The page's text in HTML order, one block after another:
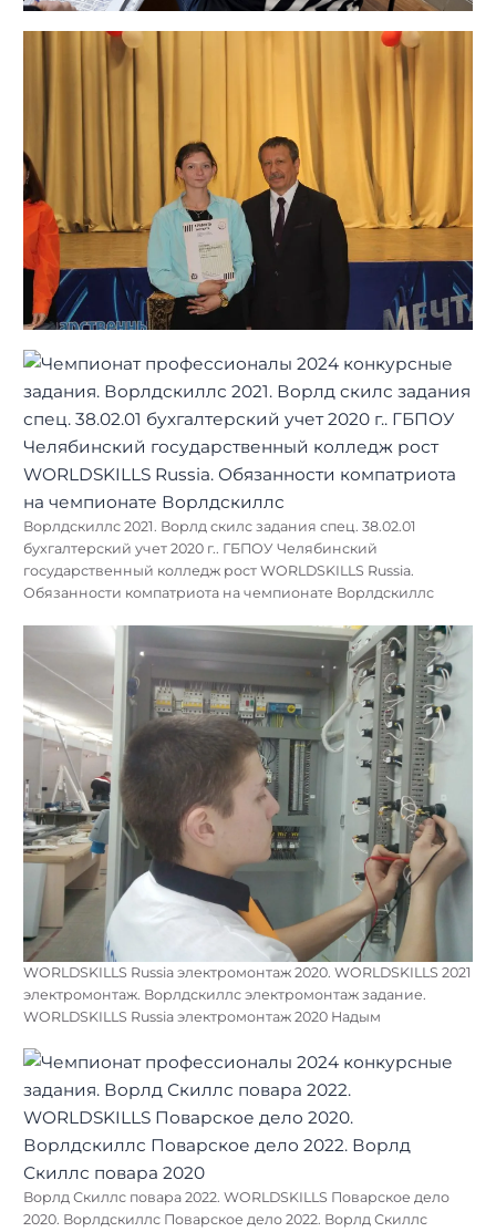
Ворлдскиллс 2021. Ворлд скилс задания спец. 38.02.01
бухгалтерский учет 2020 г.. ГБПОУ Челябинский
государственный колледж рост WORLDSKILLS Russia.
Обязанности компатриота на чемпионате Ворлдскиллс
WORLDSKILLS Russia электромонтаж 2020. WORLDSKILLS 2021
электромонтаж. Ворлдскиллс электромонтаж задание.
WORLDSKILLS Russia электромонтаж 2020 Надым
Ворлд Скиллс повара 2022. WORLDSKILLS Поварское дело
2020. Ворлдскиллс Поварское дело 2022. Ворлд Скиллс